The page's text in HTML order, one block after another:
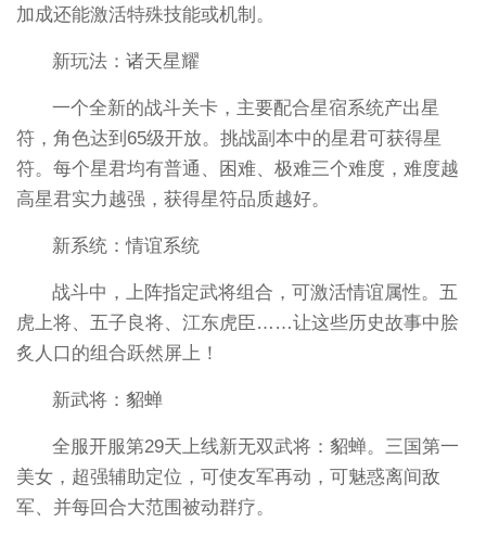
加成还能激活特殊技能或机制。
新玩法：诸天星耀
一个全新的战斗关卡，主要配合星宿系统产出星
符，角色达到65级开放。挑战副本中的星君可获得星
符。每个星君均有普通、困难、极难三个难度，难度越
高星君实力越强，获得星符品质越好。
新系统：情谊系统
战斗中，上阵指定武将组合，可激活情谊属性。五
虎上将、五子良将、江东虎臣……让这些历史故事中脍
炙人口的组合跃然屏上！
新武将：貂蝉
全服开服第29天上线新无双武将：貂蝉。三国第一
美女，超强辅助定位，可使友军再动，可魅惑离间敌
军、并每回合大范围被动群疗。